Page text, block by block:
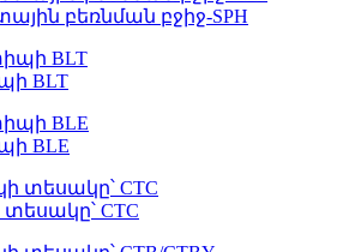
բեռնման բջիջ-SPH
BLT
BLE
տեսակը՝ CTC